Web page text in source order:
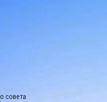
совета